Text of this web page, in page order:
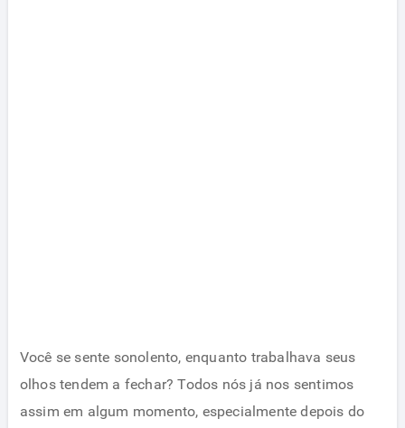
Você se sente sonolento, enquanto trabalhava seus
olhos tendem a fechar? Todos nós já nos sentimos
assim em algum momento, especialmente depois do